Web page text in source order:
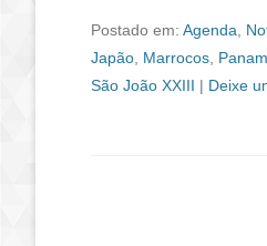
Postado em: Agenda
Japão Marrocos
São João XXIII | Deixe